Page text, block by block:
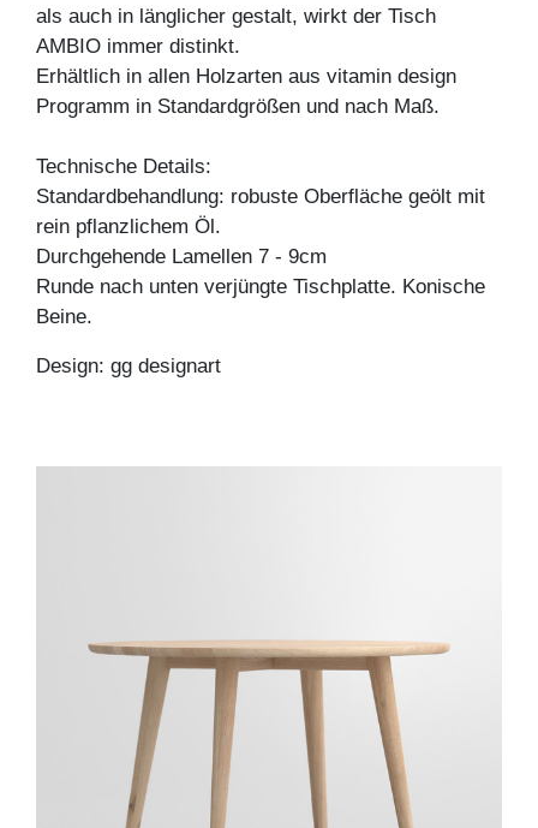
als auch in länglicher gestalt, wirkt der Tisch
AMBIO immer distinkt.
Erhältlich in allen Holzarten aus vitamin design
Programm in Standardgrößen und nach Maß.
Technische Details:
Standardbehandlung: robuste Oberfläche geölt mit
rein pflanzlichem Öl.
Durchgehende Lamellen 7 - 9cm
Runde nach unten verjüngte Tischplatte. Konische
Beine.
Design: gg designart